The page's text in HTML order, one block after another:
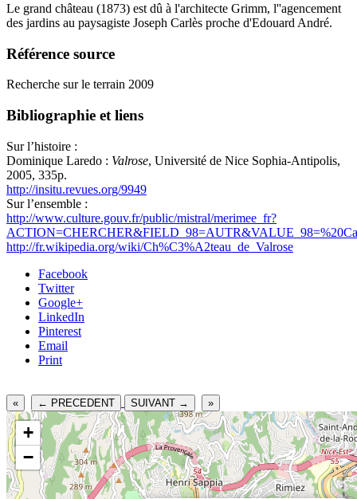
Le grand château (1873) est dû à l'architecte Grimm, l''agencement
des jardins au paysagiste Joseph Carlès proche d'Edouard André.
Référence source
Recherche sur le terrain 2009
Bibliographie et liens
Sur l’histoire :
Dominique Laredo : Valrose, Université de Nice Sophia-Antipolis,
2005, 335p.
http://insitu.revues.org/9949
Sur l’ensemble :
http://www.culture.gouv.fr/public/mistral/merimee_fr?
http://fr.wikipedia.org/wiki/Ch%C3%A2teau_de_Valrose
Facebook
Twitter
Google+
LinkedIn
Pinterest
Email
Print
« ← PRECEDENT SUIVANT → »
+
−